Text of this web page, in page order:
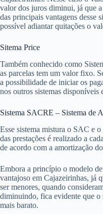
valor dos juros diminui, já que
das principais vantagens desse
possível adiantar quitações o
Sitema Price
Também conhecido como
as parcelas tem um valor fixo.
a possibilidade de iniciar os
nos outros sistemas disponíveis
Sistema SACRE – Sistema de
Esse sistema mistura o SAC e
das prestações é realizado a
de acordo com a amortização
Embora a princípio o modelo
vantajoso em Cajazeirinhas, já
ser menores, quando
diminuindo, fica evidente que o
mais barato.